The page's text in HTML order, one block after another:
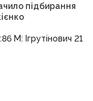
підбирання
М: Ігрутінович 21